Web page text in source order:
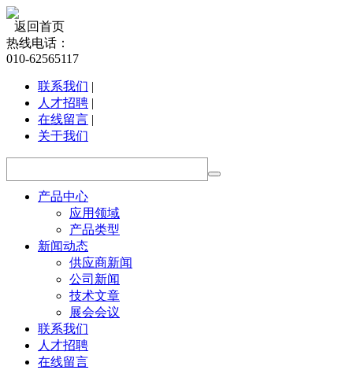
返回首页
热线电话：
010-62565117
联系我们 |
人才招聘 |
在线留言 |
关于我们
产品中心
应用领域
产品类型
新闻动态
供应商新闻
公司新闻
技术文章
展会会议
联系我们
人才招聘
在线留言